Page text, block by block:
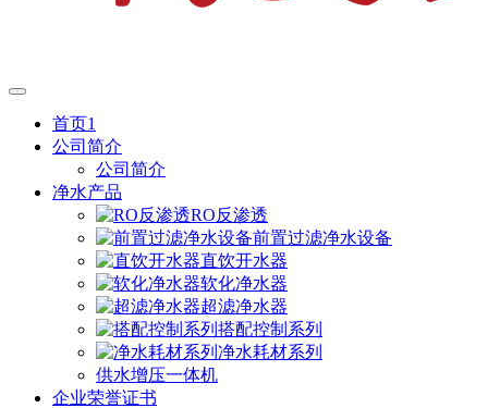
首页1
公司简介
公司简介
净水产品
RO反渗透
前置过滤净水设备
直饮开水器
软化净水器
超滤净水器
搭配控制系列
净水耗材系列
供水增压一体机
企业荣誉证书